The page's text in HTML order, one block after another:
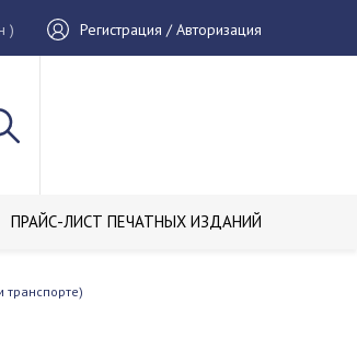
) Регистрация / Авторизация
ПРАЙС-ЛИСТ ПЕЧАТНЫХ ИЗДАНИЙ
транспорте)